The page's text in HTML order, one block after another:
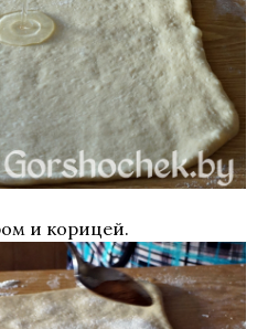
и корицей.